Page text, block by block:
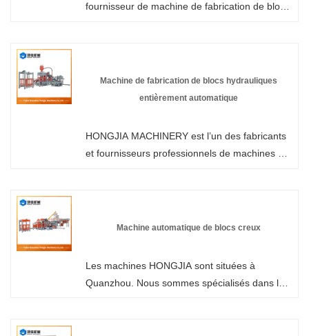
fournisseur de machine de fabrication de blocs
vous fournir un service professionnel et un
Machine de fabrication de blocs hydrauliques
entièrement automatique
HONGJIA MACHINERY est l’un des fabricants
et fournisseurs professionnels de machines de
bienvenue dans la vente en gros de machines
Machine automatique de blocs creux
Les machines HONGJIA sont situées à
Quanzhou. Nous sommes spécialisés dans la